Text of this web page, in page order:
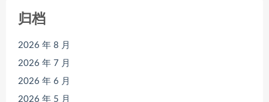
归档
2026 年 8 月
2026 年 7 月
2026 年 6 月
2026 年 5 月